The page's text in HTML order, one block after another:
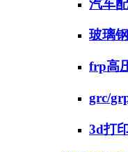
汽车
玻璃
frp高
grc/
3d打